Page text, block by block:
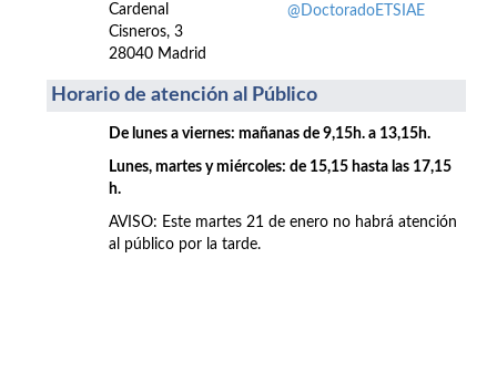
Cardenal
Cisneros, 3
28040 Madrid
@DoctoradoETSIAE
Horario de atención al Público
De lunes a viernes: mañanas de 9,15h. a 13,15h.
Lunes, martes y miércoles: de 15,15 hasta las 17,15
h.
AVISO: Este martes 21 de enero no habrá atención
al público por la tarde.